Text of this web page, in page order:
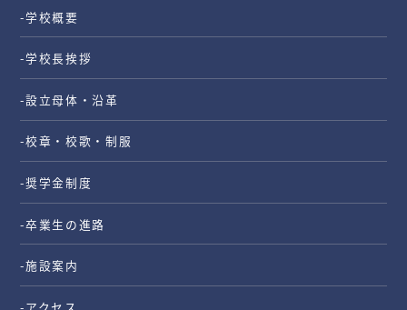
-学校概要
-学校長挨拶
-設立母体・沿革
-校章・校歌・制服
-奨学金制度
-卒業生の進路
-施設案内